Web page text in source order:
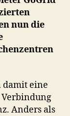
nun die
damit eine
Anders als